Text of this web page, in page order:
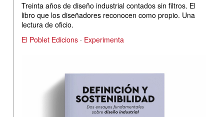
Treinta años de diseño industrial contados sin filtros. El
libro que los diseñadores reconocen como propio. Una
lectura de oficio.
El Poblet Edicions · Experimenta